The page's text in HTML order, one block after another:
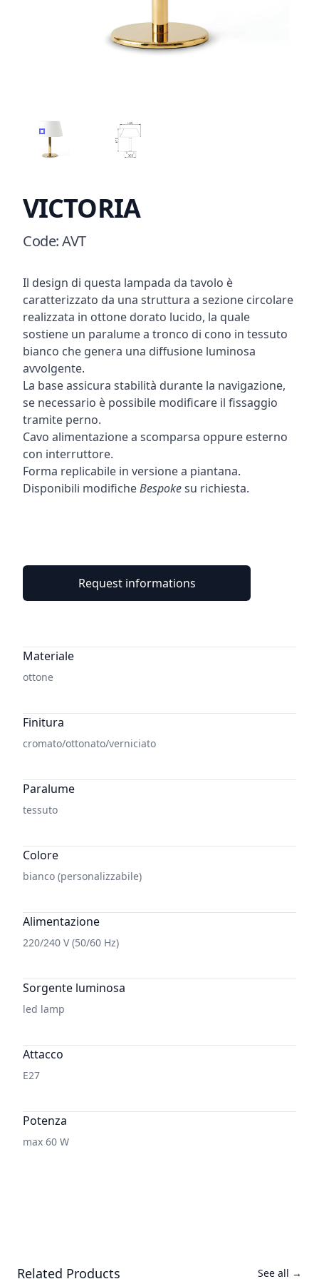
VICTORIA VICTORIA D
VICTORIA
Product information
Code:AVT
Description
Il design di questa lampada da tavolo è
caratterizzato da una struttura a sezione circolare
realizzata in ottone dorato lucido, la quale
sostiene un paralume a tronco di cono in tessuto
bianco che genera una diffusione luminosa
avvolgente.
La base assicura stabilità durante la navigazione,
se necessario è possibile modificare il fissaggio
tramite perno.
Cavo alimentazione a scomparsa oppure esterno
con interruttore.
Forma replicabile in versione a piantana.
Disponibili modificheBespokesu richiesta.
Request informations
Additional details
Materiale
ottone
Finitura
cromato/ottonato/verniciato
Paralume
tessuto
Colore
bianco (personalizzabile)
Alimentazione
220/240 V (50/60 Hz)
Sorgente luminosa
led lamp
Attacco
E27
Potenza
max 60 W
Related Products See all →